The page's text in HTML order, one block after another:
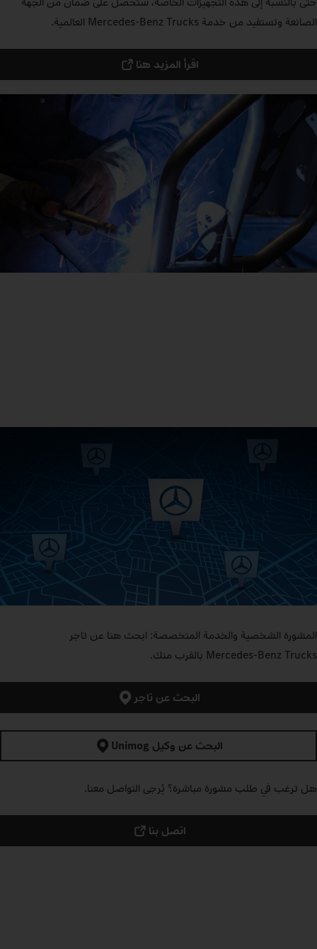
الصانعة وتستفيد من خدمة Mercedes‑Benz Trucks العالمية.
اقرأ المزيد هنا
المشورة الشخصية والخدمة المتخصصة: ابحث هنا عن تاجر
Mercedes‑Benz Trucks بالقرب منك.
البحث عن تاجر
البحث عن وكيل Unimog
هل ترغب في طلب مشورة مباشرة؟ يُرجى التواصل معنا.
اتصل بنا